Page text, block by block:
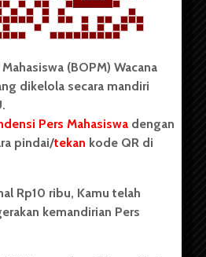
reserved BOPM WACANA.
(BOPM) Wacana merupakan
di luar kampus dan dikelola
Universitas Sumatera Utara
Wacana merupakan salah satu
(UKM) di Universitas Sumatera
(BOPM) Wacana
dikelola secara mandiri
Pers Mahasiswa dengan
pindai/tekan kode QR di
Rp10 ribu, Kamu telah
kemandirian Pers